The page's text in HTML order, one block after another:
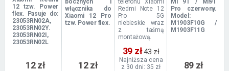
12 tzw. Power
flex. Pasuje do:
23053RN02A,
23053RN02Y.
23053RN02I,
23053RN02L
12 zł
włącznika do
Xiaomi 12 Pro
tzw. Power flex.
12 zł
Redmi Note 12
Pro 5G
niebieskie wraz
z taśmą
montażową.
39 zł43 zł
Najniższa cena
z 30 dni: 35 zł
Pro czerwony.
Model:
M1903F10G /
M1903F11G
89 zł